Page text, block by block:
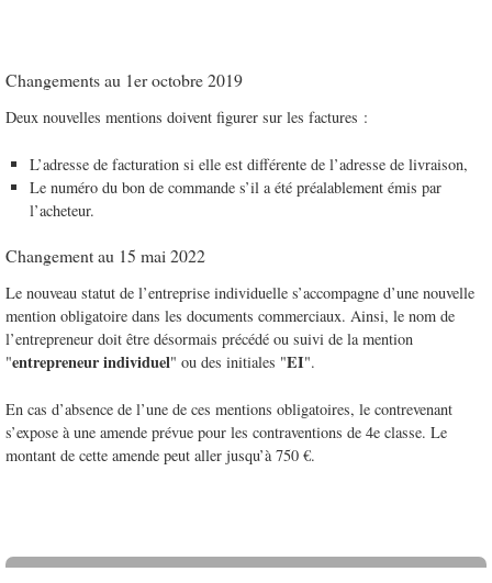
Changements au 1er octobre 2019
Deux nouvelles mentions doivent figurer sur les factures :
L’adresse de facturation si elle est différente de l’adresse de livraison,
Le numéro du bon de commande s’il a été préalablement émis par
l’acheteur.
Changement au 15 mai 2022
Le nouveau statut de l’entreprise individuelle s’accompagne d’une nouvelle
mention obligatoire dans les documents commerciaux. Ainsi, le nom de
l’entrepreneur doit être désormais précédé ou suivi de la mention
"entrepreneur individuel" ou des initiales "EI".
En cas d’absence de l’une de ces mentions obligatoires, le contrevenant
s’expose à une amende prévue pour les contraventions de 4e classe. Le
montant de cette amende peut aller jusqu’à 750 €.